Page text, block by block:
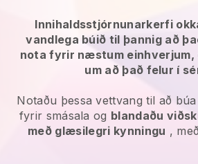
Innihaldsstjórnunarkerfi
vandlega búið til þannig að
nota fyrir næstum einhverjum,
um að það felur í
Notaðu þessa vettvang til að
fyrir smásala og blandaðu
með glæsilegri kynningu ,